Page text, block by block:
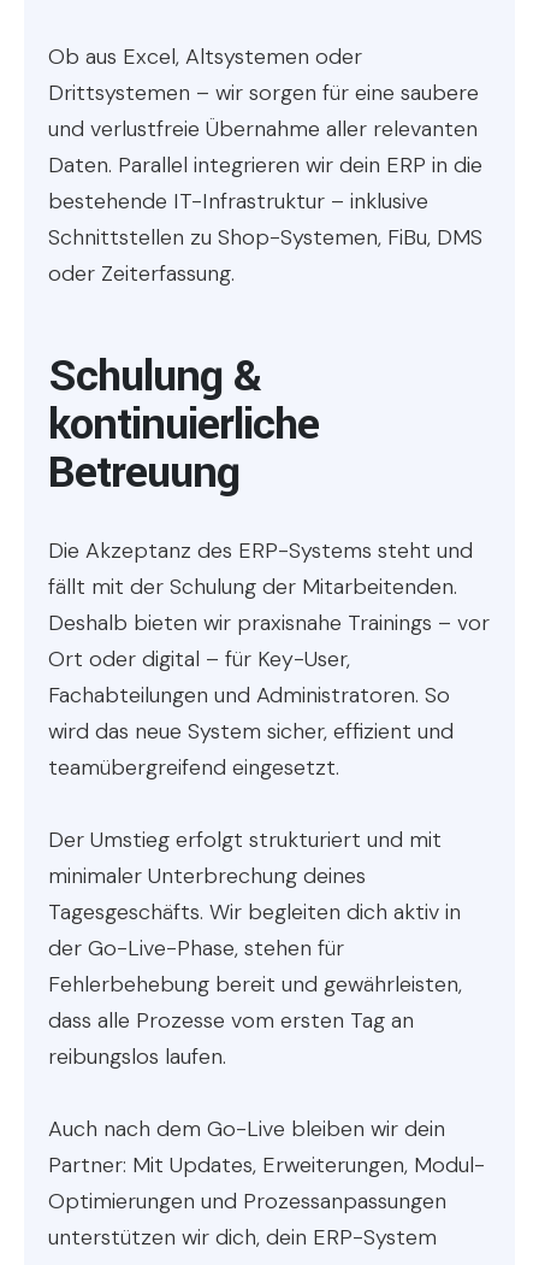
Ob aus Excel, Altsystemen oder
Drittsystemen – wir sorgen für eine saubere
und verlustfreie Übernahme aller relevanten
Daten. Parallel integrieren wir dein ERP in die
bestehende IT-Infrastruktur – inklusive
Schnittstellen zu Shop-Systemen, FiBu, DMS
oder Zeiterfassung.
Schulung &
kontinuierliche
Betreuung
Die Akzeptanz des ERP-Systems steht und
fällt mit der Schulung der Mitarbeitenden.
Deshalb bieten wir praxisnahe Trainings – vor
Ort oder digital – für Key-User,
Fachabteilungen und Administratoren. So
wird das neue System sicher, effizient und
teamübergreifend eingesetzt.
Der Umstieg erfolgt strukturiert und mit
minimaler Unterbrechung deines
Tagesgeschäfts. Wir begleiten dich aktiv in
der Go-Live-Phase, stehen für
Fehlerbehebung bereit und gewährleisten,
dass alle Prozesse vom ersten Tag an
reibungslos laufen.
Auch nach dem Go-Live bleiben wir dein
Partner: Mit Updates, Erweiterungen, Modul-
Optimierungen und Prozessanpassungen
unterstützen wir dich, dein ERP-System